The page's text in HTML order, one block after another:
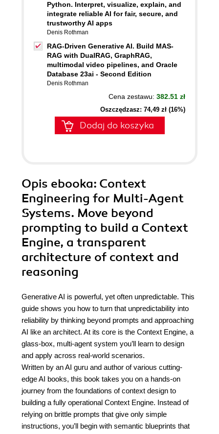
Python. Interpret, visualize, explain, and
integrate reliable AI for fair, secure, and
trustworthy AI apps
Denis Rothman
RAG-Driven Generative AI. Build MAS-
RAG with DualRAG, GraphRAG,
multimodal video pipelines, and Oracle
Database 23ai - Second Edition
Denis Rothman
Cena zestawu: 382.51 zł
Oszczędzasz: 74,49 zł (16%)
Dodaj do koszyka
Opis ebooka: Context
Engineering for Multi-Agent
Systems. Move beyond
prompting to build a Context
Engine, a transparent
architecture of context and
reasoning
Generative AI is powerful, yet often unpredictable. This
guide shows you how to turn that unpredictability into
reliability by thinking beyond prompts and approaching
AI like an architect. At its core is the Context Engine, a
glass-box, multi-agent system you’ll learn to design
and apply across real-world scenarios.
Written by an AI guru and author of various cutting-
edge AI books, this book takes you on a hands-on
journey from the foundations of context design to
building a fully operational Context Engine. Instead of
relying on brittle prompts that give only simple
instructions, you’ll begin with semantic blueprints that